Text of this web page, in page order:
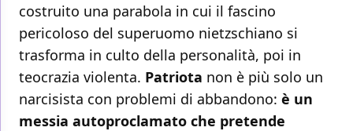
costruito una parabola in cui il fascino
pericoloso del superuomo nietzschiano si
trasforma in culto della personalità, poi in
teocrazia violenta. Patriota non è più solo un
narcisista con problemi di abbandono: è un
messia autoproclamato che pretende